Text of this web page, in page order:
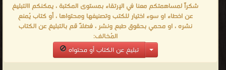
شكراً لمساهمتكم معنا في الإرتقاء بمستوى المكتبة ، يمكنكم االتبليغ
عن اخطاء او سوء اختيار للكتب وتصنيفها ومحتواها ، أو كتاب يُمنع
نشره ، او محمي بحقوق طبع ونشر ، فضلاً قم بالتبليغ عن الكتاب
المُخالف:
تبليغ عن الكتاب أو محتواه